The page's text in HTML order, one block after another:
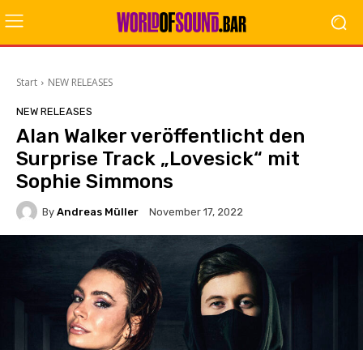
Start NEW RELEASES
NEW RELEASES
Alan Walker veröffentlicht den
Surprise Track „Lovesick“ mit
Sophie Simmons
By Andreas Müller November 17, 2022